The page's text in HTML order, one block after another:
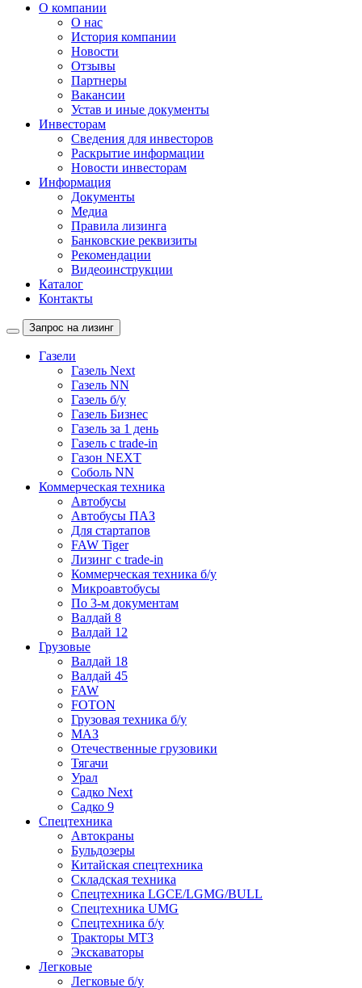
О компании
О нас
История компании
Новости
Отзывы
Партнеры
Вакансии
Устав и иные документы
Инвесторам
Сведения для инвесторов
Раскрытие информации
Новости инвесторам
Информация
Документы
Медиа
Правила лизинга
Банковские реквизиты
Рекомендации
Видеоинструкции
Каталог
Контакты
Запрос на лизинг
Газели
Газель Next
Газель NN
Газель б/у
Газель Бизнес
Газель за 1 день
Газель с trade-in
Газон NEXT
Соболь NN
Коммерческая техника
Автобусы
Автобусы ПАЗ
Для стартапов
FAW Tiger
Лизинг с trade-in
Коммерческая техника б/у
Микроавтобусы
По 3-м документам
Валдай 8
Валдай 12
Грузовые
Валдай 18
Валдай 45
FAW
FOTON
Грузовая техника б/у
МАЗ
Отечественные грузовики
Тягачи
Урал
Садко Next
Садко 9
Спецтехника
Автокраны
Бульдозеры
Китайская спецтехника
Складская техника
Спецтехника LGCE/LGMG/BULL
Спецтехника UMG
Спецтехника б/у
Тракторы МТЗ
Экскаваторы
Легковые
Легковые б/у